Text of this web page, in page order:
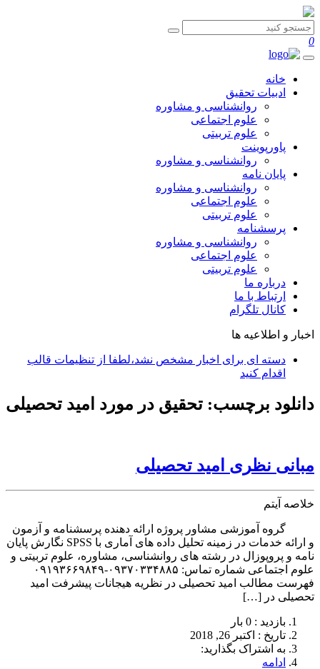
0
خانه
ادبیات تحقیق
روانشناسی و مشاوره
علوم اجتماعی
علوم تربیتی
پاورپوینت
روانشناسی و مشاوره
پایان نامه
روانشناسی و مشاوره
علوم اجتماعی
علوم تربیتی
پرسشنامه
روانشناسی و مشاوره
علوم اجتماعی
علوم تربیتی
درباره ما
ارتباط با ما
کانال تلگرام
اخبار و اطلاعیه ها
دسته ای برای اخبار مشخص نشد،لطفا از تنظیمات قالب
اقدام کنید
دانلود برچسب: تحقیق در مورد امید تحصیلی
مبانی نظری امید تحصیلی
خلاصه آیتم
گروه آموزشی مشاور پروژه ارائه دهنده پرسشنامه و آزمون
و ارائه خدمات در زمینه تحلیل داده های آماری با SPSS نگارش پایان
نامه و پروپوزال در رشته های روانشناسی، مشاوره، علوم تربیتی و
فهرست مطالب امید‌ تحصیلی در نظریه هیجانات پیشرفت امید
تحصیلی در […]
بازدید : 0 بار
تاريخ : اکتبر 26, 2018
به اشتراک بگذارید:
ادامه